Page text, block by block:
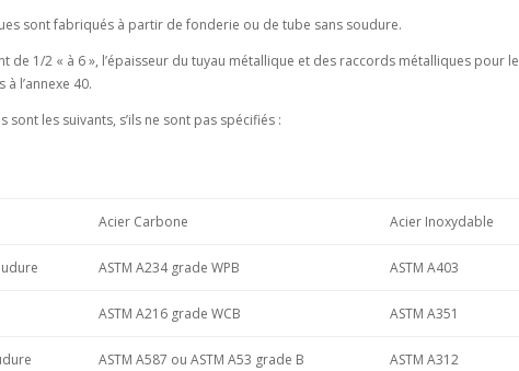
sont fabriqués à partir de fonderie ou de tube sans soudure.
de 1/2 « à 6 », l’épaisseur du tuyau métallique et des raccords métalliques pour le
l’annexe 40.
les suivants, s’ils ne sont pas spécifiés :
Acier Carbone Acier Inoxydable
ASTM A234 grade WPB ASTM A403
ASTM A216 grade WCB ASTM A351
ASTM A587 ou ASTM A53 grade B ASTM A312